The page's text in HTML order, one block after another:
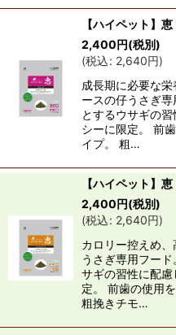
【ハイペット】
2,400円(税別)
(税込: 2,640円)
成長期に必要な
ースの仔うさぎ
とするウサギの
シーに限定。 前
イプ。 粗…
【ハイペット】
2,400円(税別)
(税込: 2,640円)
カロリー控えめ
うさぎ専用フー
サギの習性に配
定。 前歯の使用
粗挽きチモ…